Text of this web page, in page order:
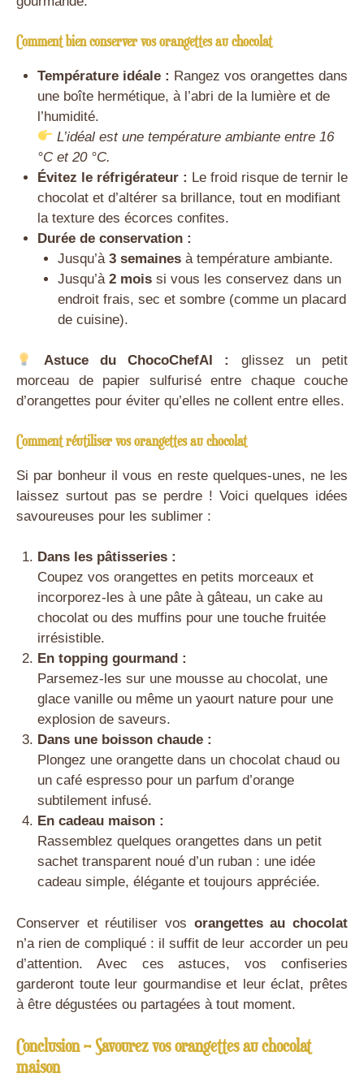
Comment bien conserver vos orangettes au chocolat
Température idéale : Rangez vos orangettes dans
une boîte hermétique, à l’abri de la lumière et de
l’humidité.
L’idéal est une température ambiante entre 16
°C et 20 °C.
Évitez le réfrigérateur : Le froid risque de ternir le
chocolat et d’altérer sa brillance, tout en modifiant
la texture des écorces confites.
Durée de conservation :
Jusqu’à 3 semaines à température ambiante.
Jusqu’à 2 mois si vous les conservez dans un
endroit frais, sec et sombre (comme un placard
de cuisine).
Astuce du ChocoChefAI :
glissez un petit
morceau de papier sulfurisé entre chaque couche
d’orangettes pour éviter qu’elles ne collent entre elles.
Comment réutiliser vos orangettes au chocolat
Si par bonheur il vous en reste quelques-unes, ne les
laissez surtout pas se perdre ! Voici quelques idées
savoureuses pour les sublimer :
Dans les pâtisseries :
Coupez vos orangettes en petits morceaux et
incorporez-les à une pâte à gâteau, un cake au
chocolat ou des muffins pour une touche fruitée
irrésistible.
En topping gourmand :
Parsemez-les sur une mousse au chocolat, une
glace vanille ou même un yaourt nature pour une
explosion de saveurs.
Dans une boisson chaude :
Plongez une orangette dans un chocolat chaud ou
un café espresso pour un parfum d’orange
subtilement infusé.
En cadeau maison :
Rassemblez quelques orangettes dans un petit
sachet transparent noué d’un ruban : une idée
cadeau simple, élégante et toujours appréciée.
Conserver et réutiliser vos orangettes au chocolat
n’a rien de compliqué : il suffit de leur accorder un peu
d’attention. Avec ces astuces, vos confiseries
garderont toute leur gourmandise et leur éclat, prêtes
à être dégustées ou partagées à tout moment.
Conclusion – Savourez vos orangettes au chocolat
maison